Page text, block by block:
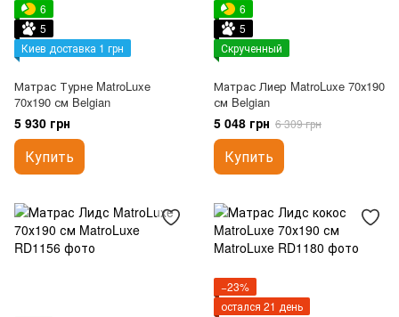
6
5
Киев доставка 1 грн
Матрас Турне MatroLuxe
70х190 см Belgian
5 930 грн
Купить
6
5
Скрученный
Матрас Лиер MatroLuxe 70х190
см Belgian
5 048 грн 6 309 грн
Купить
−23%
остался 21 день